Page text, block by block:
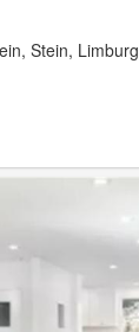
Stein, Limburg